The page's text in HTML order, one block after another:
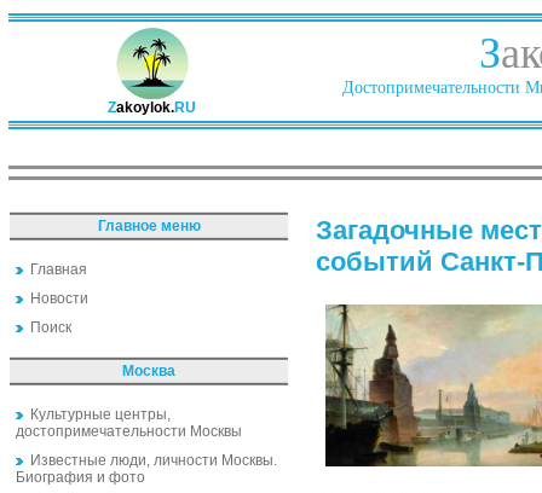
Zakoylok.RU
З
Достопримечательности
Главное меню
Главная
Новости
Поиск
Москва
Культурные центры,
достопримечательности Москвы
Известные люди, личности Москвы.
Биография и фото
Загадочные
событий Санкт-